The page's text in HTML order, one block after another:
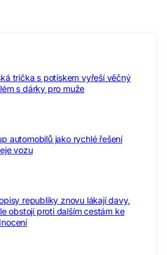
trička s potiskem vyřeší věčný
s dárky pro muže
automobilů jako rychlé řešení
vozu
republiky znovu lákají davy,
obstojí proti dalším cestám ke